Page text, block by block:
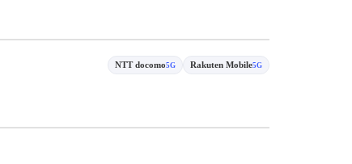
NTT docomo5G Rakuten Mobile5G